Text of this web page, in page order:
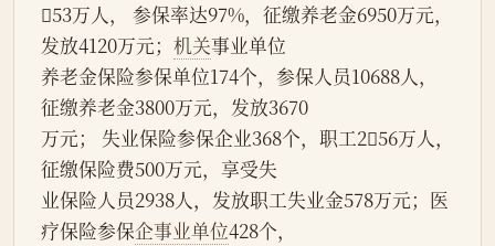
53万人， 参保率达97%，征缴养老金6950万元，
发放4120万元； 机关事业单位
养老金保险参保单位174个，参保人员10688人，
征缴养老金3800万元，发放3670
万元； 失业保险参保企业368个，职工256万人，
征缴保险费500万元，享受失
业保险人员2938人，发放职工失业金578万元；医
疗保险参保企事业单位428个，